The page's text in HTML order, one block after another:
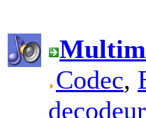
Codec,